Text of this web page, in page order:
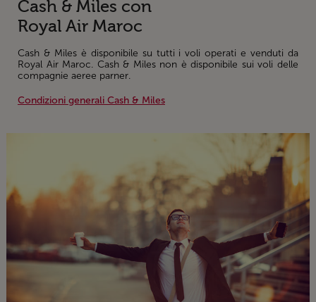
Cash & Miles con
Royal Air Maroc
Cash & Miles è disponibile su tutti i voli operati e venduti da
Royal Air Maroc. Cash & Miles non è disponibile sui voli delle
compagnie aeree parner.
Condizioni generali Cash & Miles